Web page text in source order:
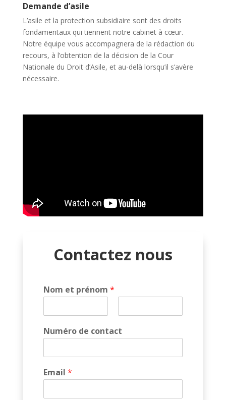
Demande d’asile
L’asile et la protection subsidiaire sont des droits
fondamentaux qui tiennent notre cabinet à cœur.
Notre équipe vous accompagnera de la rédaction du
recours, à l’obtention de la décision de la Cour
Nationale du Droit d’Asile, et au-delà lorsqu’il s’avère
nécessaire.
Contactez nous
Nom et prénom *
r
é
m
o
m
Numéro de contact
Email *